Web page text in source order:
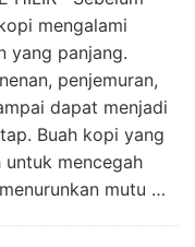
mengalami
yang panjang.
penjemuran,
dapat menjadi
Buah kopi yang
mencegah
mutu …